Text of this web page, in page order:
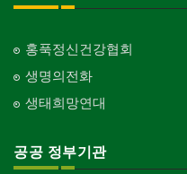
홍푹정신건강협회
생명의전화
생태희망연대
공공 정부기관